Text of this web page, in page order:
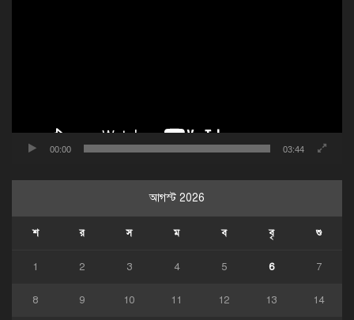
00:00 03:44
আগস্ট 2026
শ র স ম ব বৃ শু
1 2 3 4 5 6 7
8 9 10 11 12 13 14